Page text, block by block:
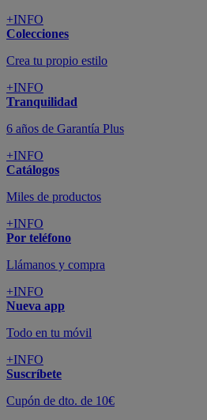
+INFO
Colecciones
Crea tu propio estilo
+INFO
Tranquilidad
6 años de Garantía Plus
+INFO
Catálogos
Miles de productos
+INFO
Por teléfono
Llámanos y compra
+INFO
Nueva app
Todo en tu móvil
+INFO
Suscríbete
Cupón de dto. de 10€